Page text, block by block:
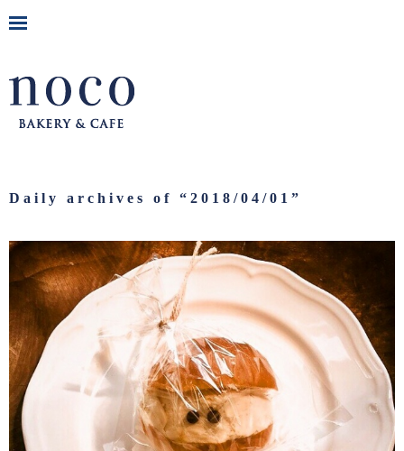
Daily archives of “ 2018/04/01 ”